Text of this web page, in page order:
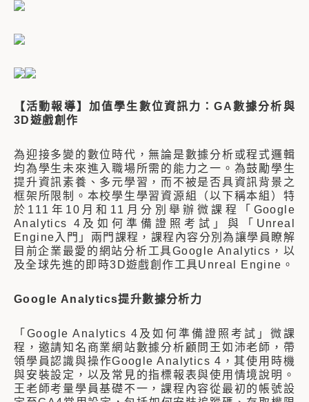
【活動報導】加值學生數位資訊力：GA數據分析與
3D遊戲創作
為迎接多變的數位時代，無論是數據分析或程式邏輯
均為學生未來進入職場所需的能力之一。為鼓勵學生
提升資訊素養、多元學習，而不被是否具資訊背景之
框架所限制。本校學生學習資源組（以下稱本組）特
於111年10月和11月分別舉辦微課程「Google
Analytics 4及如何準備證照考試」與「Unreal
Engine入門」兩門課程，課程內容分別為讓學員瞭解
目前企業最愛的網站分析工具Google Analytics，以
及全球先進的即時3D遊戲創作工具Unreal Engine。
Google Analytics提升數據分析力
「Google Analytics 4及如何準備證照考試」微課
程，邀請知名商業網站數據分析顧問王如沛老師，帶
領學員認識與操作Google Analytics 4，其使用時機
與安裝設定，以及常見的指標報表與使用情境說明。
王老師考量學員基礎不一，課程內容從最初的帳號設